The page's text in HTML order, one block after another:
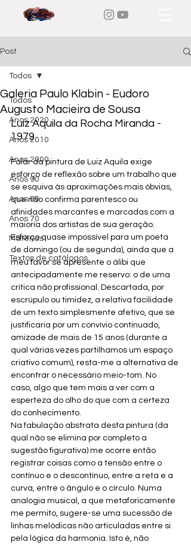
Post
Todos
Anos 2020
Anos 2010
Anos 2000
Anos 90
Anos 80
Anos 70
Matérias
Textos de catálogos
Todos
Galeria Paulo Klabin - Eudoro
Augusto Macieira de Sousa
Luiz Aquila da Rocha Miranda -
1979
Falar da pintura de Luiz Aquila exige
esforço de reflexão sobre um trabalho que
se esquiva às aproximações mais óbvias,
que não confirma parentesco ou
afinidades marcantes e marcadas com a
maioria dos artistas de sua geração.
Esforço quase impossível para um poeta
de domingo (ou de segunda), ainda que a
meu favor se apresente o álibi que
antecipadamente me reservo: o de uma
crítica não profissional. Descartada, por
escrúpulo ou timidez, a relativa facilidade
de um texto simplesmente afetivo, que se
justificaria por um convívio continuado,
amizade de mais de 15 anos (durante a
qual várias vezes partilhamos um espaço
criativo comum), resta-me a alternativa de
encontrar o necessário meio-tom. No
caso, algo que tem mais a ver com a
esperteza do olho do que com a certeza
do conhecimento.
Na fabulação abstrata desta pintura (da
qual não se elimina por completo a
sugestão figurativa) me ocorre então
registrar coisas como a tensão entre o
contínuo e o descontínuo, entre a reta e a
curva, entre o ângulo e o círculo. Numa
analogia musical, a que metaforicamente
me permito, sugere-se uma sucessão de
linhas melódicas não articuladas entre si
pela lógica da harmonia. Isto é, não